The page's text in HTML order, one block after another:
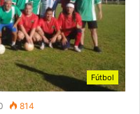
Fútbol
814